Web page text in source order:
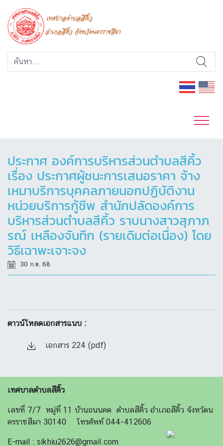
ประกาศ องค์การบริหารส่วนตำบลสีคิ้ว
เรื่อง ประกาศผู้ชนะการเสนอราคา จ้าง
เหมาบริการบุคคลภายนอกปฏิบัติงาน
หน่วยบริการกู้ชีพ สำนักปลัดองค์การ
บริหารส่วนตำบลสีคิ้ว ราบนางสาวสุภาภ
รณ์ เหลืองจันทึก (รายเดิมต่อเนื่อง) โดย
วิธีเฉาพะเจาะจง
30 ก.ย. 68
ดาวน์โหลดเอกสารแนบ :
เอกสาร 224 (pdf)
เทศบาลตำบลสีคิ้ว
เลขที่ 7/7 หมู่ที่ 11 บ้านถนนคด ตำบลสีคิ้ว อำเภอสีคิ้ว จังหวัดน
ครราชสีมา 30140 โทรศัพท์ 044-412606
E-mail : sikhiu2626@gmail.com